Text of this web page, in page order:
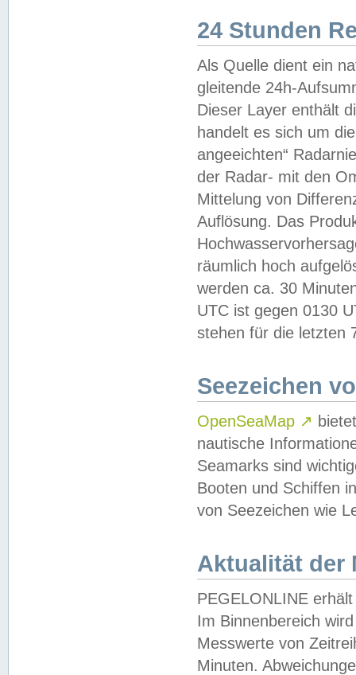
24 Stunden
Als Quelle dient ein
gleitende 24h-
Dieser Layer enthält
handelt es sich um
angeeichten“
der Radar- mit den
Mittelung von
Auflösung. Das
räumlich hoch
werden ca. 30
UTC ist gegen 0130
stehen für die letzten
Seezeichen
OpenSeaMap ↗
nautische
Seamarks sind
Booten und Schiffen
von Seezeichen wie
Aktualität der
PEGELONLINE
Im Binnenbereich
Messwerte von
Minuten.